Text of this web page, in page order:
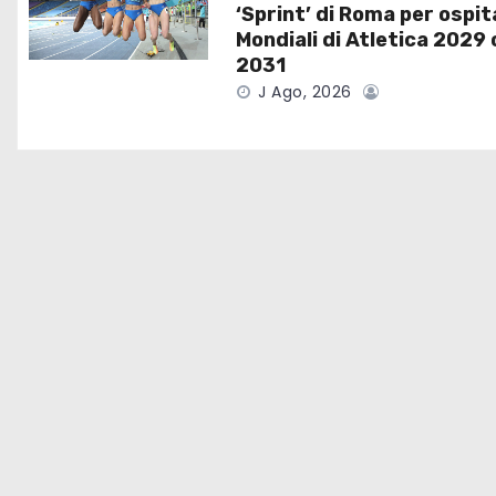
n
e
‘Sprint’ di Roma per
Mondiali di Atletica 2029
2031
J Ago, 2026